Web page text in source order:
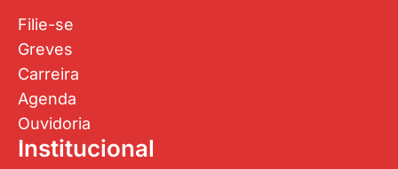
Filie-se
Greves
Carreira
Agenda
Ouvidoria
Institucional